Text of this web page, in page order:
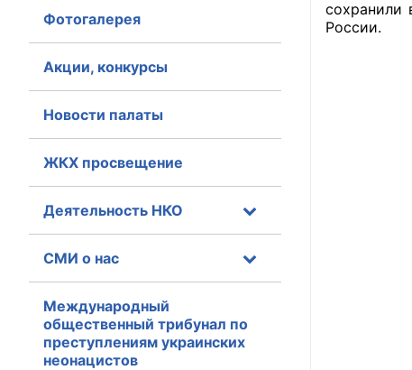
Главная
сохранили
России.
Фотогалерея
Акции, конкурсы
Новости палаты
ЖКХ просвещение
Деятельность НКО
СМИ о нас
Международный
общественный трибунал по
преступлениям украинских
неонацистов